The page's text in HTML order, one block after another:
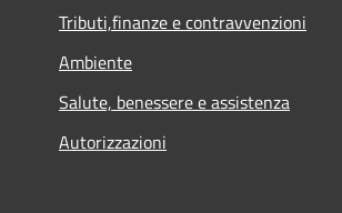
Tributi,finanze e contravvenzioni
Ambiente
Salute, benessere e assistenza
Autorizzazioni